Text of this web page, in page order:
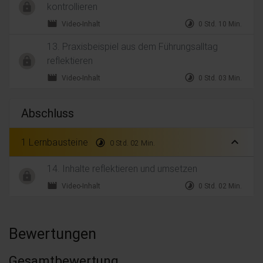
kontrollieren
movie Video-Inhalt timelapse 0 Std. 10 Min.
13. Praxisbeispiel aus dem Führungsalltag
reflektieren
movie Video-Inhalt timelapse 0 Std. 03 Min.
Abschluss
1 Lernbausteine timelapse 0 Std. 02 Min. expand_less
14. Inhalte reflektieren und umsetzen
movie Video-Inhalt timelapse 0 Std. 02 Min.
Bewertungen